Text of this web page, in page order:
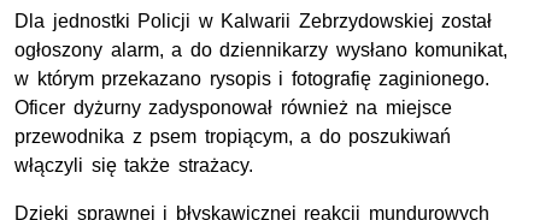
Dla jednostki Policji w Kalwarii Zebrzydowskiej został
ogłoszony alarm, a do dziennikarzy wysłano komunikat,
w którym przekazano rysopis i fotografię zaginionego.
Oficer dyżurny zadysponował również na miejsce
przewodnika z psem tropiącym, a do poszukiwań
włączyli się także strażacy.
Dzięki sprawnej i błyskawicznej reakcji mundurowych